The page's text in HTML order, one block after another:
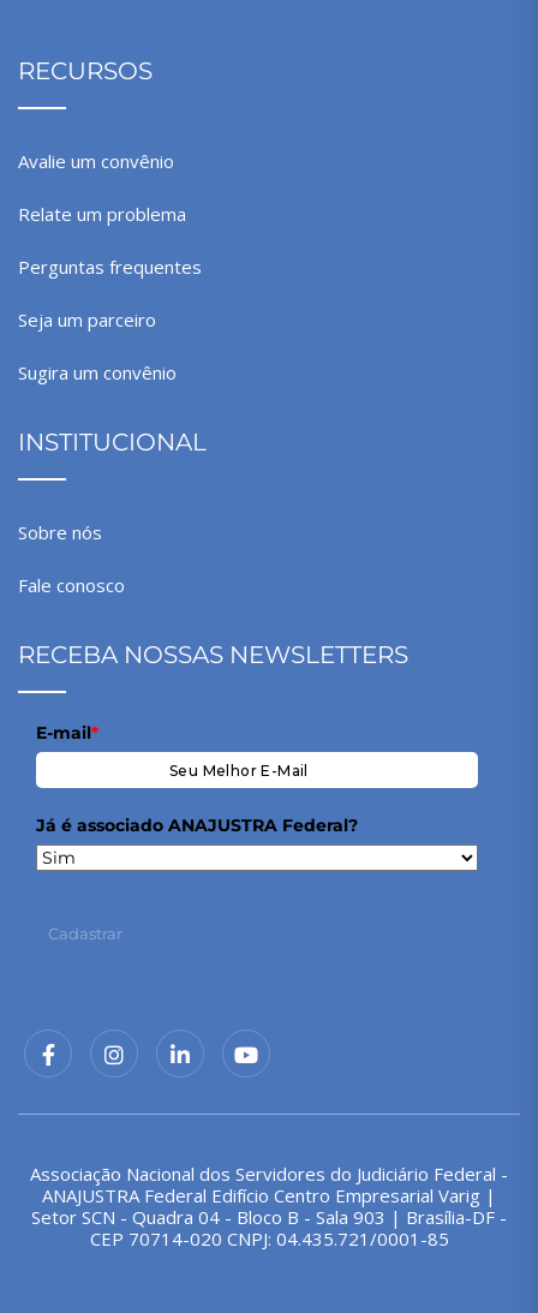
RECURSOS
Avalie um convênio
Relate um problema
Perguntas frequentes
Seja um parceiro
Sugira um convênio
INSTITUCIONAL
Sobre nós
Fale conosco
RECEBA NOSSAS NEWSLETTERS
E-mail*
Já é associado ANAJUSTRA Federal?
Cadastrar
Associação Nacional dos Servidores do Judiciário Federal -
ANAJUSTRA Federal Edifício Centro Empresarial Varig |
Setor SCN - Quadra 04 - Bloco B - Sala 903 | Brasília-DF -
CEP 70714-020 CNPJ: 04.435.721/0001-85